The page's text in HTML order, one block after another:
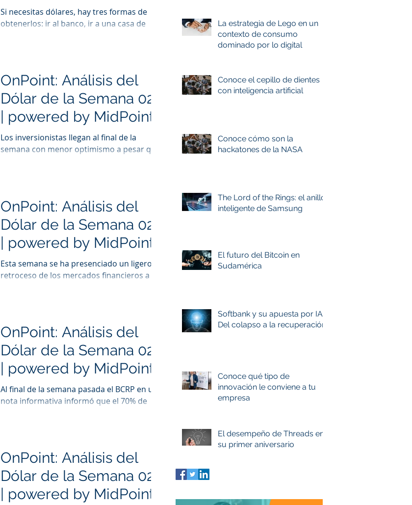
efectivo?
Si necesitas dólares, hay tres formas de
obtenerlos: ir al banco, ir a una casa de
OnPoint: Análisis del
Dólar de la Semana 025
| powered by MidPoint
Los inversionistas llegan al final de la
semana con menor optimismo a pesar que
OnPoint: Análisis del
Dólar de la Semana 024
| powered by MidPoint
Esta semana se ha presenciado un ligero
retroceso de los mercados financieros a
OnPoint: Análisis del
Dólar de la Semana 023
| powered by MidPoint
Al final de la semana pasada el BCRP en una
nota informativa informó que el 70% de
OnPoint: Análisis del
Dólar de la Semana 022
| powered by MidPoint
La estrategia de Lego en un
contexto de consumo
dominado por lo digital
Conoce el cepillo de dientes
con inteligencia artificial
Conoce cómo son la
hackatones de la NASA
The Lord of the Rings: el anillo
inteligente de Samsung
El futuro del Bitcoin en
Sudamérica
Softbank y su apuesta por IA:
Del colapso a la recuperación
Conoce qué tipo de
innovación le conviene a tu
empresa
El desempeño de Threads en
su primer aniversario